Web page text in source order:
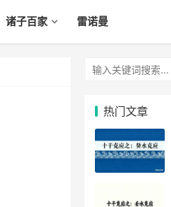
诸子百家 雷诺曼
热门文章